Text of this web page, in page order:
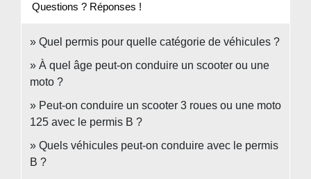
Questions ? Réponses !
Quel permis pour quelle catégorie de véhicules ?
À quel âge peut-on conduire un scooter ou une
moto ?
Peut-on conduire un scooter 3 roues ou une moto
125 avec le permis B ?
Quels véhicules peut-on conduire avec le permis
B ?